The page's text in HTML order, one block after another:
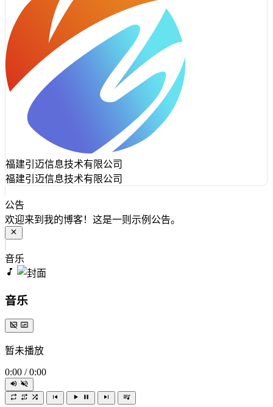
福建引迈信息技术有限公司
福建引迈信息技术有限公司
公告
欢迎来到我的博客！这是一则示例公告。
音乐
音乐
暂未播放
0:00 / 0:00